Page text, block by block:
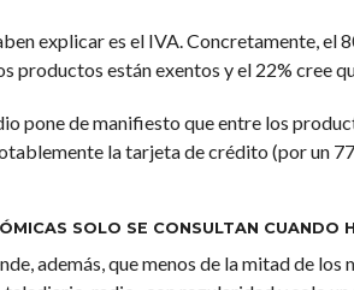
explicar es el IVA. Concretamente, el
productos están exentos y el 22% cree
pone de manifiesto que entre los
la tarjeta de crédito (por un
SOLO SE CONSULTAN CUANDO
además, que menos de la mitad de